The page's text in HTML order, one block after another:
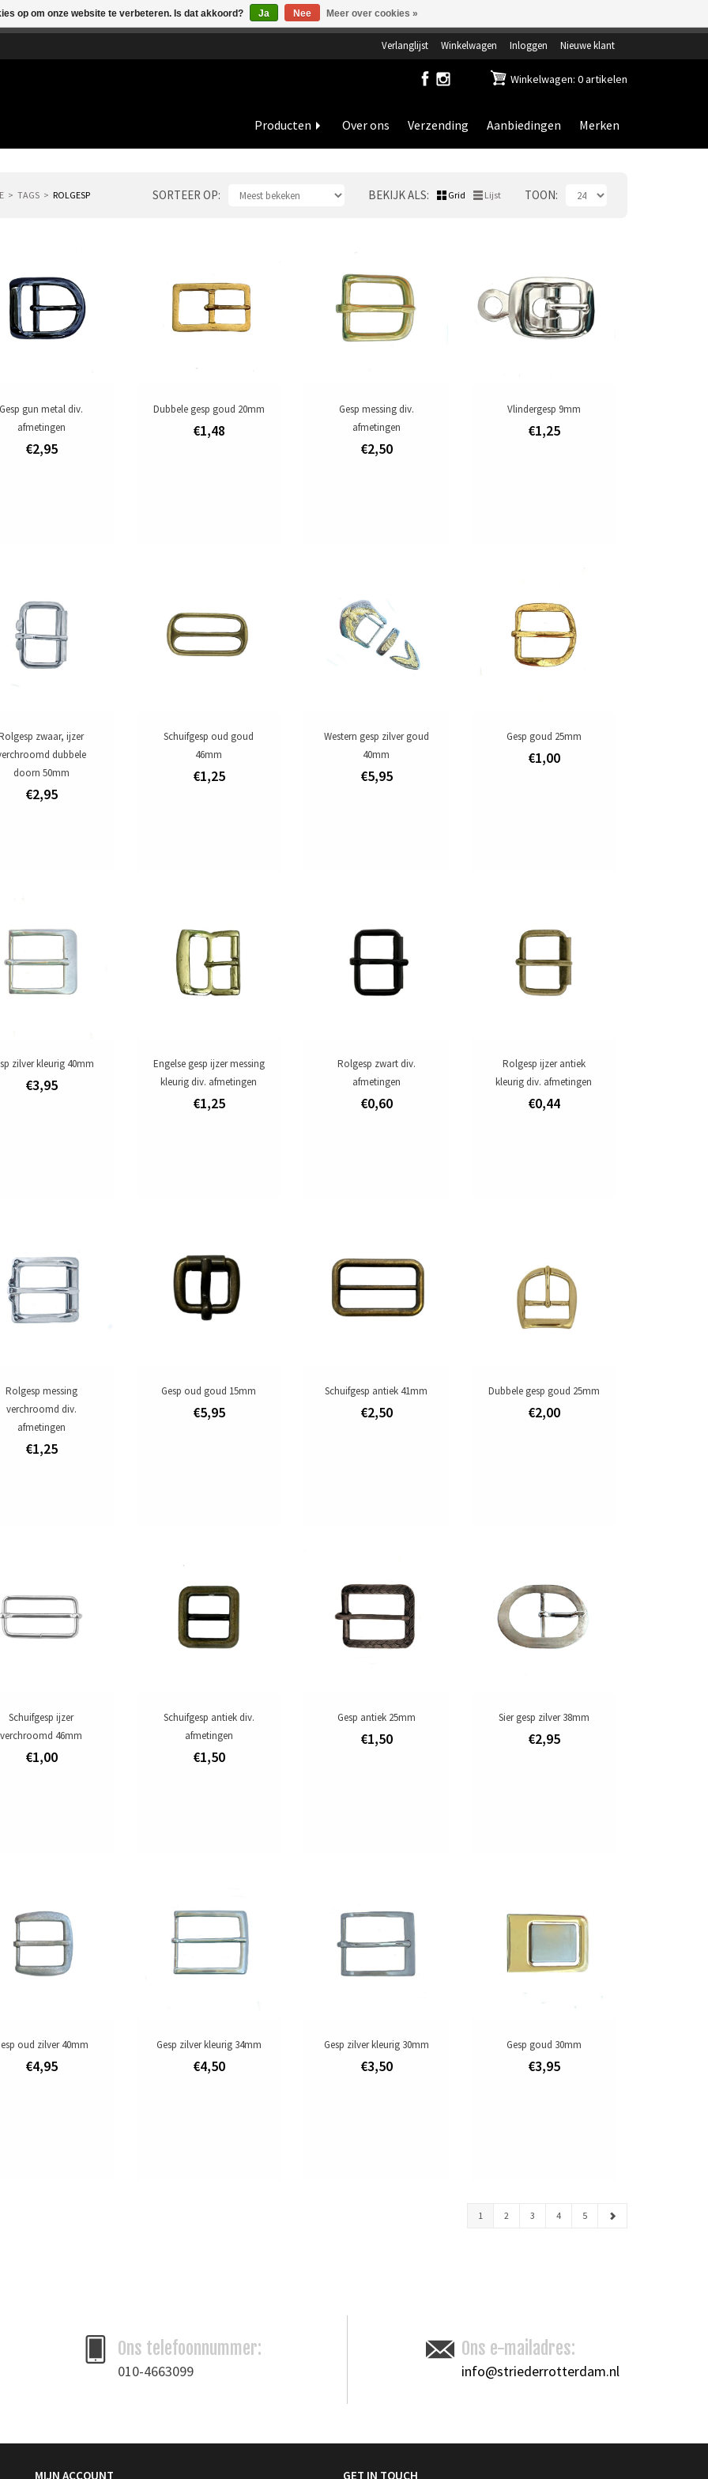
Verlanglijst Winkelwagen Inloggen Nieuwe klant
Winkelwagen: 0 artikelen
Producten Over ons Verzending Aanbiedingen Merken
TAGS ROLGESP SORTEER OP BEKIJK ALS Grid Lijst TOON
Gesp gun metal div.
afmetingen
€2,95
Dubbele gesp goud 20mm
€1,48
Gesp messing div.
afmetingen
€2,50
Vlindergesp 9mm
€1,25
zwaar, ijzer
dubbele
doorn 50mm
€2,95
Schuifgesp oud goud
46mm
€1,25
Western gesp zilver goud
40mm
€5,95
Gesp goud 25mm
€1,00
zilver kleurig 40mm
€3,95
Engelse gesp ijzer messing
kleurig div. afmetingen
€1,25
Rolgesp zwart div.
afmetingen
€0,60
Rolgesp ijzer antiek
kleurig div. afmetingen
€0,44
Rolgesp messing
verchroomd div.
afmetingen
€1,25
Gesp oud goud 15mm
€5,95
Schuifgesp antiek 41mm
€2,50
Dubbele gesp goud 25mm
€2,00
Schuifgesp ijzer
verchroomd 46mm
€1,00
Schuifgesp antiek div.
afmetingen
€1,50
Gesp antiek 25mm
€1,50
Sier gesp zilver 38mm
€2,95
oud zilver 40mm
€4,95
Gesp zilver kleurig 34mm
€4,50
Gesp zilver kleurig 30mm
€3,50
Gesp goud 30mm
€3,95
1 2 3 4 5
Ons telefoonnummer:
010-4663099
Ons e-mailadres:
info@striederrotterdam.nl
MIJN ACCOUNT GET IN TOUCH
op om onze website te verbeteren. Is dat akkoord? Ja Nee Meer over cookies »
zijn wij in juli en augustus op dinsdag en woensdag gesloten.